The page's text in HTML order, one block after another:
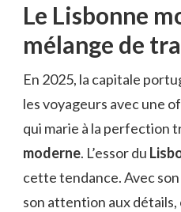
Le Lisbonne
mélange de
En 2025, la capitale
les voyageurs avec une
qui marie à la perfection
moderne. L’essor du
cette tendance. Avec
son attention aux détails,